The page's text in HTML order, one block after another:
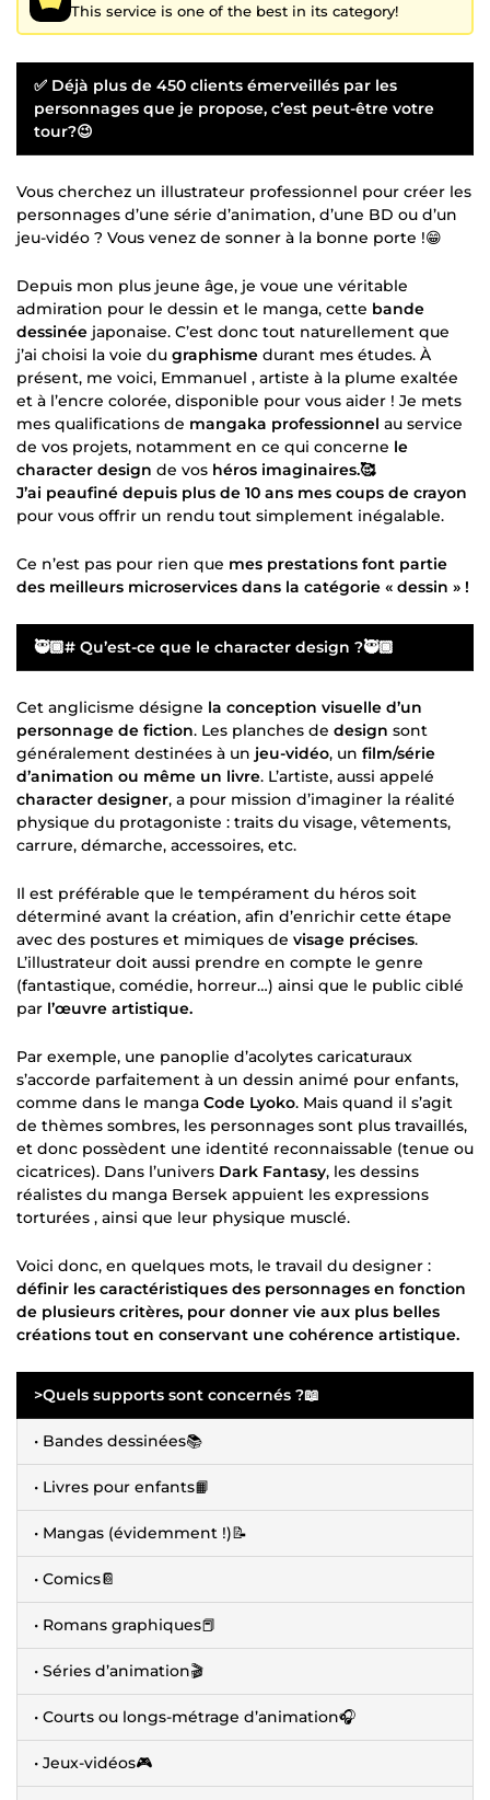
This service is one of the best in its category!
✅ Déjà plus de 450 clients émerveillés par les
personnages que je propose, c’est peut-être votre
tour?😉
Vous cherchez un illustrateur professionnel pour créer les
personnages d’une série d’animation, d’une BD ou d’un
jeu-vidéo ? Vous venez de sonner à la bonne porte !😁
Depuis mon plus jeune âge, je voue une véritable
admiration pour le dessin et le manga, cette bande
dessinée japonaise. C’est donc tout naturellement que
j’ai choisi la voie du graphisme durant mes études. À
présent, me voici, Emmanuel , artiste à la plume exaltée
et à l’encre colorée, disponible pour vous aider ! Je mets
mes qualifications de mangaka professionnel au service
de vos projets, notamment en ce qui concerne le
character design de vos héros imaginaires.🥰
J’ai peaufiné depuis plus de 10 ans mes coups de crayon
pour vous offrir un rendu tout simplement inégalable.
Ce n’est pas pour rien que mes prestations font partie
des meilleurs microservices dans la catégorie « dessin » !
🥷🏾# Qu’est-ce que le character design ?🥷🏾
Cet anglicisme désigne la conception visuelle d’un
personnage de fiction. Les planches de design sont
généralement destinées à un jeu-vidéo, un film/série
d’animation ou même un livre. L’artiste, aussi appelé
character designer, a pour mission d’imaginer la réalité
physique du protagoniste : traits du visage, vêtements,
carrure, démarche, accessoires, etc.
Il est préférable que le tempérament du héros soit
déterminé avant la création, afin d’enrichir cette étape
avec des postures et mimiques de visage précises.
L’illustrateur doit aussi prendre en compte le genre
(fantastique, comédie, horreur…) ainsi que le public ciblé
par l’œuvre artistique.
Par exemple, une panoplie d’acolytes caricaturaux
s’accorde parfaitement à un dessin animé pour enfants,
comme dans le manga Code Lyoko. Mais quand il s’agit
de thèmes sombres, les personnages sont plus travaillés,
et donc possèdent une identité reconnaissable (tenue ou
cicatrices). Dans l’univers Dark Fantasy, les dessins
réalistes du manga Bersek appuient les expressions
torturées , ainsi que leur physique musclé.
Voici donc, en quelques mots, le travail du designer :
définir les caractéristiques des personnages en fonction
de plusieurs critères, pour donner vie aux plus belles
créations tout en conservant une cohérence artistique.
>Quels supports sont concernés ?📖
• Bandes dessinées📚
• Livres pour enfants📙
• Mangas (évidemment !)📝
• Comics📔
• Romans graphiques📕
• Séries d’animation🎬
• Courts ou longs-métrage d’animation🎧
• Jeux-vidéos🎮